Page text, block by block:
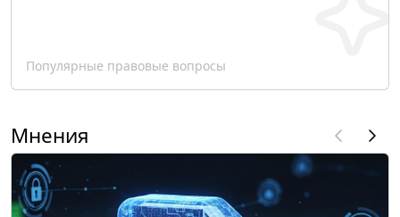
Популярные правовые вопросы
Мнения